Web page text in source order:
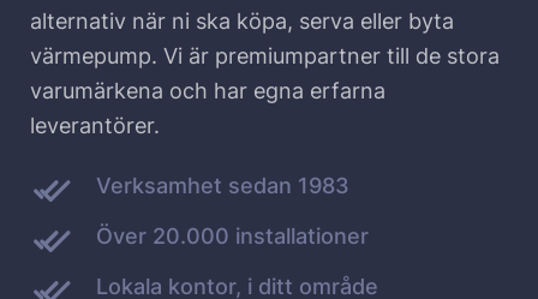
alternativ när ni ska köpa, serva eller byta
värmepump. Vi är premiumpartner till de stora
varumärkena och har egna erfarna
leverantörer.
Verksamhet sedan 1983
Över 20.000 installationer
Lokala kontor, i ditt område